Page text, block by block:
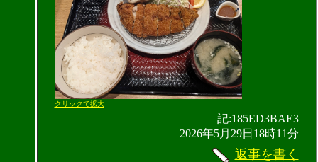
クリックで拡大
記:185ED3BAE3
2026年5月29日18時11分
返事を書く